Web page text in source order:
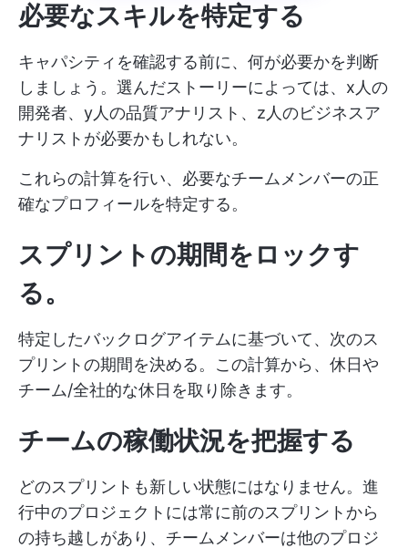
必要なスキルを特定する
キャパシティを確認する前に、何が必要かを判断
しましょう。選んだストーリーによっては、x人の
開発者、y人の品質アナリスト、z人のビジネスア
ナリストが必要かもしれない。
これらの計算を行い、必要なチームメンバーの正
確なプロフィールを特定する。
スプリントの期間をロックす
る。
特定したバックログアイテムに基づいて、次のス
プリントの期間を決める。この計算から、休日や
チーム/全社的な休日を取り除きます。
チームの稼働状況を把握する
どのスプリントも新しい状態にはなりません。進
行中のプロジェクトには常に前のスプリントから
の持ち越しがあり、チームメンバーは他のプロジ